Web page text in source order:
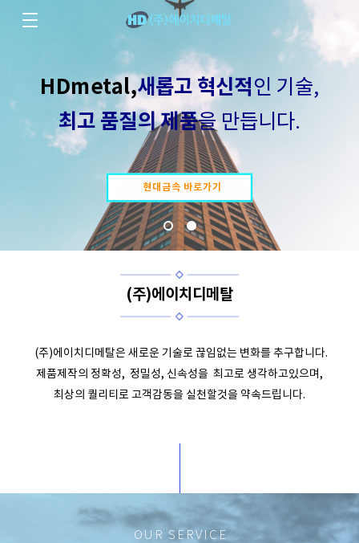
HDmetal,새롭고 혁신적인 기술,
최고 품질의 제품을 만듭니다.
현대금속 바로가기
(주)에이치디메탈
(주)에이치디메탈은 새로운 기술로 끊임없는 변화를 추구합니다.
제품제작의 정확성, 정밀성, 신속성을 최고로 생각하고있으며,
최상의 퀄리티로 고객감동을 실천할것을 약속드립니다.
OUR SERVICE